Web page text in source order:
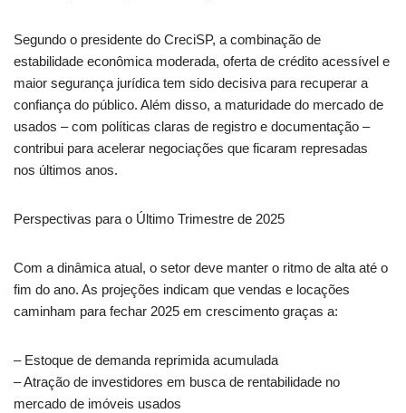
Segundo o presidente do CreciSP, a combinação de
estabilidade econômica moderada, oferta de crédito acessível e
maior segurança jurídica tem sido decisiva para recuperar a
confiança do público. Além disso, a maturidade do mercado de
usados – com políticas claras de registro e documentação –
contribui para acelerar negociações que ficaram represadas
nos últimos anos.
Perspectivas para o Último Trimestre de 2025
Com a dinâmica atual, o setor deve manter o ritmo de alta até o
fim do ano. As projeções indicam que vendas e locações
caminham para fechar 2025 em crescimento graças a:
– Estoque de demanda reprimida acumulada
– Atração de investidores em busca de rentabilidade no
mercado de imóveis usados